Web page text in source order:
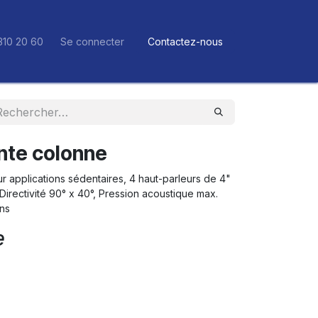
20 60 Se connecter Contactez-nous
colonne
applications sédentaires, 4 haut-parleurs de 4"
90° x 40°, Pression acoustique max.